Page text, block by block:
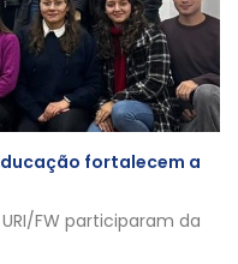
fortalecem a
FW participaram da